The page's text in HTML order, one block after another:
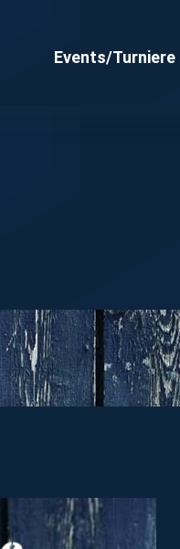
Events/Turniere